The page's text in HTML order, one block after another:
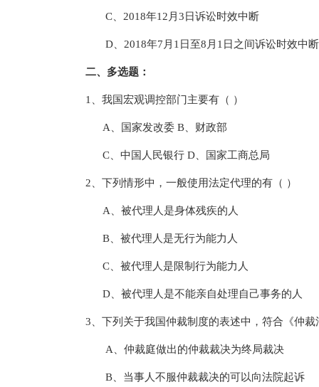
C、2018年12月3日诉讼时效中断
D、2018年7月1日至8月1日之间诉讼时效中断
二、多选题：
1、我国宏观调控部门主要有（ ）
A、国家发改委 B、财政部
C、中国人民银行 D、国家工商总局
2、下列情形中，一般使用法定代理的有（ ）
A、被代理人是身体残疾的人
B、被代理人是无行为能力人
C、被代理人是限制行为能力人
D、被代理人是不能亲自处理自己事务的人
3、下列关于我国仲裁制度的表述中，符合《仲
A、仲裁庭做出的仲裁裁决为终局裁决
B、当事人不服仲裁裁决的可以向法院起诉